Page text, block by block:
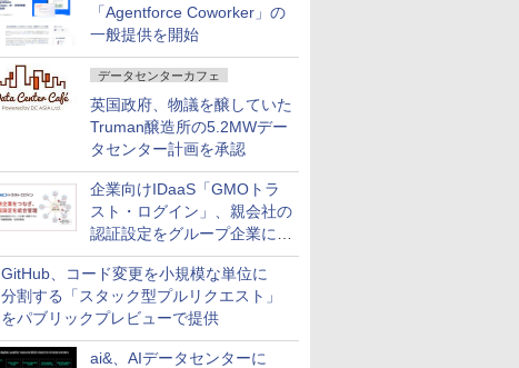
「Agentforce Coworker」の
一般提供を開始
データセンターカフェ
英国政府、物議を醸していた
Truman醸造所の5.2MWデー
タセンター計画を承認
企業向けIDaaS「GMOトラ
スト・ログイン」、親会社の
認証設定をグループ企業に展
開できる新機能を提供
GitHub、コード変更を小規模な単位に
分割する「スタック型プルリクエスト」
をパブリックプレビューで提供
ai&、AIデータセンターに